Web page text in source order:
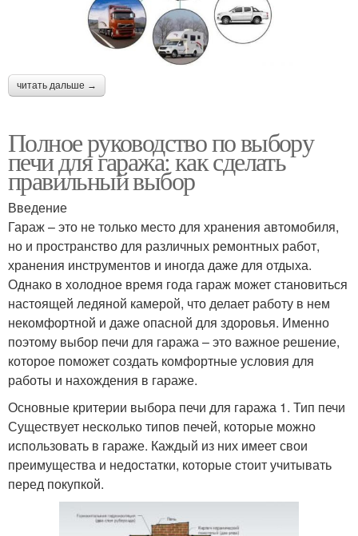
читать дальше →
Полное руководство по выбору
печи для гаража: как сделать
правильный выбор
Введение
Гараж – это не только место для хранения автомобиля,
но и пространство для различных ремонтных работ,
хранения инструментов и иногда даже для отдыха.
Однако в холодное время года гараж может становиться
настоящей ледяной камерой, что делает работу в нем
некомфортной и даже опасной для здоровья. Именно
поэтому выбор печи для гаража – это важное решение,
которое поможет создать комфортные условия для
работы и нахождения в гараже.
Основные критерии выбора печи для гаража 1. Тип печи
Существует несколько типов печей, которые можно
использовать в гараже. Каждый из них имеет свои
преимущества и недостатки, которые стоит учитывать
перед покупкой.